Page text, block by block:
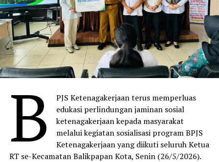
B
PJS Ketenagakerjaan terus memperluas
edukasi perlindungan jaminan sosial
ketenagakerjaan kepada masyarakat
melalui kegiatan sosialisasi program BPJS
Ketenagakerjaan yang diikuti seluruh Ketua
RT se-Kecamatan Balikpapan Kota, Senin (26/5/2026).